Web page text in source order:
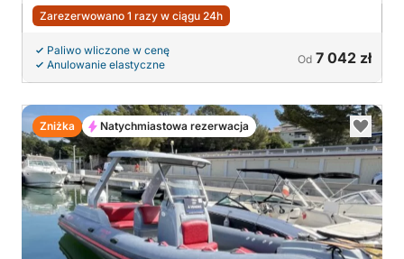
Zarezerwowano 1 razy w ciągu 24h
Paliwo wliczone w cenę
Anulowanie elastyczne
Od 7 042 zł
Zniżka Natychmiastowa rezerwacja